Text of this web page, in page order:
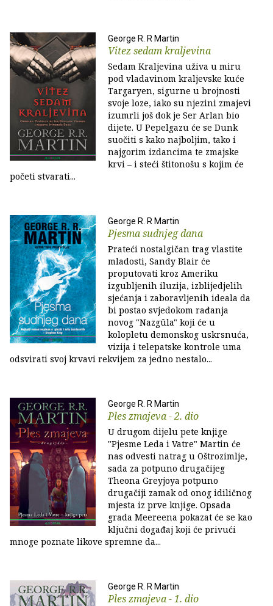
George R. R Martin
Vitez sedam kraljevina
Sedam Kraljevina uživa u miru
pod vladavinom kraljevske kuće
Targaryen, sigurne u brojnosti
svoje loze, iako su njezini zmajevi
izumrli još dok je Ser Arlan bio
dijete. U Pepelgazu će se Dunk
suočiti s kako najboljim, tako i
najgorim izdancima te zmajske
krvi – i steći štitonošu s kojim će
početi stvarati...
George R. R Martin
Pjesma sudnjeg dana
Prateći nostalgičan trag vlastite
mladosti, Sandy Blair će
proputovati kroz Ameriku
izgubljenih iluzija, izblijedjelih
sjećanja i zaboravljenih ideala da
bi postao svjedokom rađanja
novog "Nazgûla" koji će u
kolopletu demonskog uskrsnuća,
vizija i telepatske kontrole uma
odsvirati svoj krvavi rekvijem za jedno nestalo...
George R. R Martin
Ples zmajeva - 2. dio
U drugom dijelu pete knjige
"Pjesme Leda i Vatre" Martin će
nas odvesti natrag u Oštrozimlje,
sada za potpuno drugačijeg
Theona Greyjoya potpuno
drugačiji zamak od onog idiličnog
mjesta iz prve knjige. Opsada
grada Meereena pokazat će se kao
ključni događaj koji će privući
mnoge poznate likove spremne da...
George R. R Martin
Ples zmajeva - 1. dio